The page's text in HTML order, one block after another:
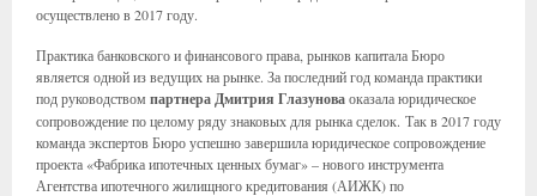
осуществлено в 2017 году.
Практика банковского и финансового права, рынков капитала Бюро
является одной из ведущих на рынке. За последний год команда практики
под руководством партнера Дмитрия Глазуноваоказала юридическое
сопровождение по целому ряду знаковых для рынка сделок. Так в 2017 году
команда экспертов Бюро успешно завершила юридическое сопровождение
проекта «Фабрика ипотечных ценных бумаг» – нового инструмента
Агентства ипотечного жилищного кредитования (АИЖК) по